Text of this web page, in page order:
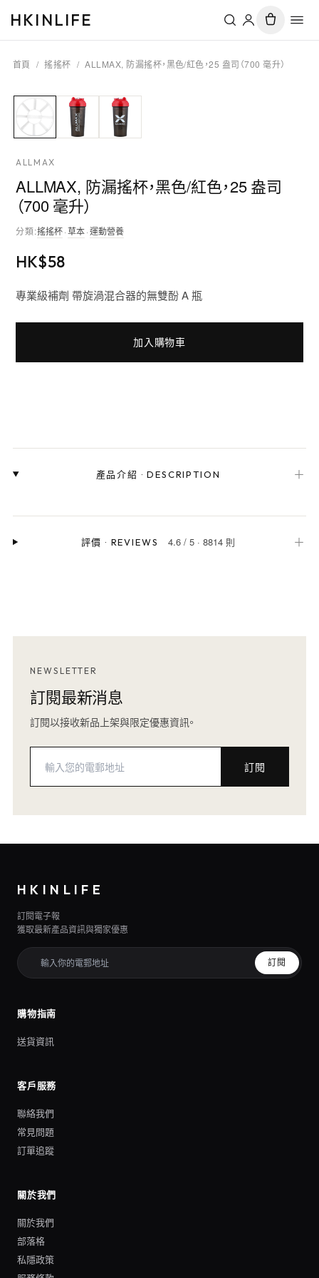
HKINLIFE
首頁 / 搖搖杯 / ALLMAX, 防漏搖杯，黑色/紅色，25 盎司（700 毫升）
ALLMAX
ALLMAX, 防漏搖杯，黑色/紅色，25 盎司
（700 毫升）
分類:搖搖杯·草本·運動營養
HK$58
專業級補劑 帶旋渦混合器的無雙酚 A 瓶
加入購物車
產品介紹 ·DESCRIPTION ＋
評價 · REVIEWS 4.6 /5 ·8814 則 ＋
NEWSLETTER
訂閱最新消息
訂閱以接收新品上架與限定優惠資訊。
訂閱
HKINLIFE
訂閱電子報
獲取最新產品資訊與獨家優惠
訂閱
購物指南
送貨資訊
客戶服務
聯絡我們
常見問題
訂單追蹤
關於我們
關於我們
部落格
私隱政策